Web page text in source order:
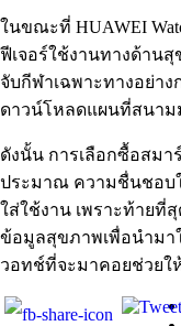
ในขณะที่ HUAWEI
ฟีเจอร์ใช้งานทางด้านสุ
จับกีฬาเฉพาะทางอย่าง
ดาวน์โหลดแผนที่สนาม
ดังนั้น การเลือกซื้อสม
ประมาณ ความชื่นชอบ
ใส่ใช้งาน เพราะท้ายที่
ข้อมูลสุขภาพเพื่อนำมา
วอทช์ที่จะมาคอยช่วย